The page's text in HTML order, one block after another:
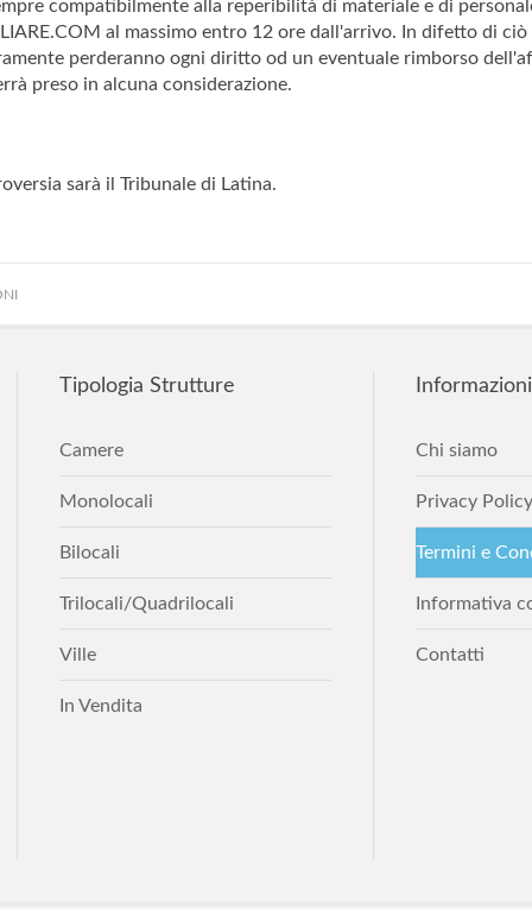
compatibilmente alla reperibilità di materiale e di
al massimo entro 12 ore dall'arrivo. In difetto di
perderanno ogni diritto od un eventuale rimborso
preso in alcuna considerazione.
sarà il Tribunale di Latina.
Tipologia Strutture
Camere
Monolocali
Bilocali
Trilocali/Quadrilocali
Ville
In Vendita
Informazioni
Chi siamo
Privacy Policy
Termini e
Informativa
Contatti